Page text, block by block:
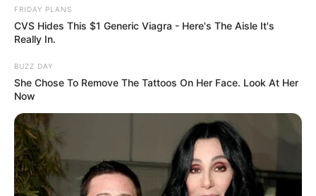
FRIDAY PLANS
CVS Hides This $1 Generic Viagra - Here's The Aisle It's
Really In.
BUZZ DAY
She Chose To Remove The Tattoos On Her Face. Look At Her
Now